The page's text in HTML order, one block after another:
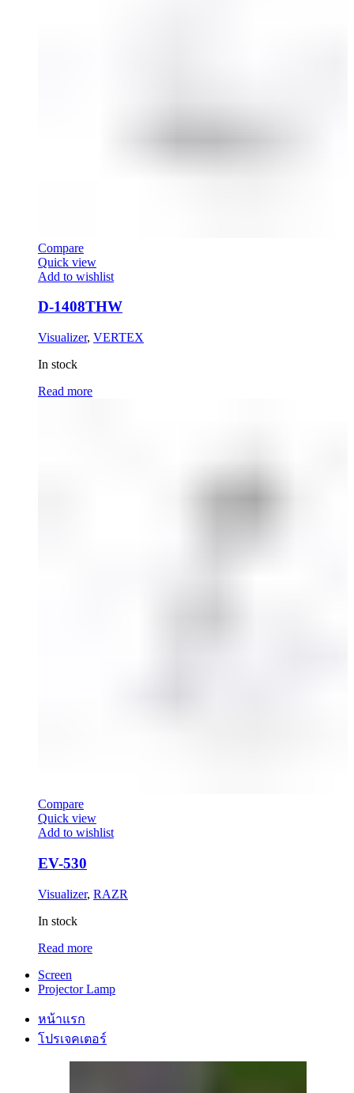
Compare
Quick view
Add to wishlist
D-1408THW
Visualizer, VERTEX
In stock
Read more
Compare
Quick view
Add to wishlist
EV-530
Visualizer, RAZR
In stock
Read more
Screen
Projector Lamp
หน้าแรก
โปรเจคเตอร์